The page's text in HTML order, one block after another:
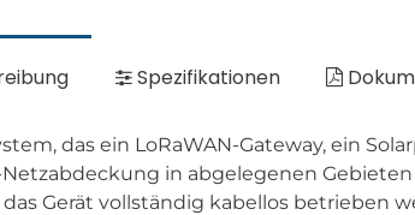
Spezifikationen
das ein LoRaWAN-Gateway, ein
in abgelegenen
Gerät vollständig kabellos betrieben